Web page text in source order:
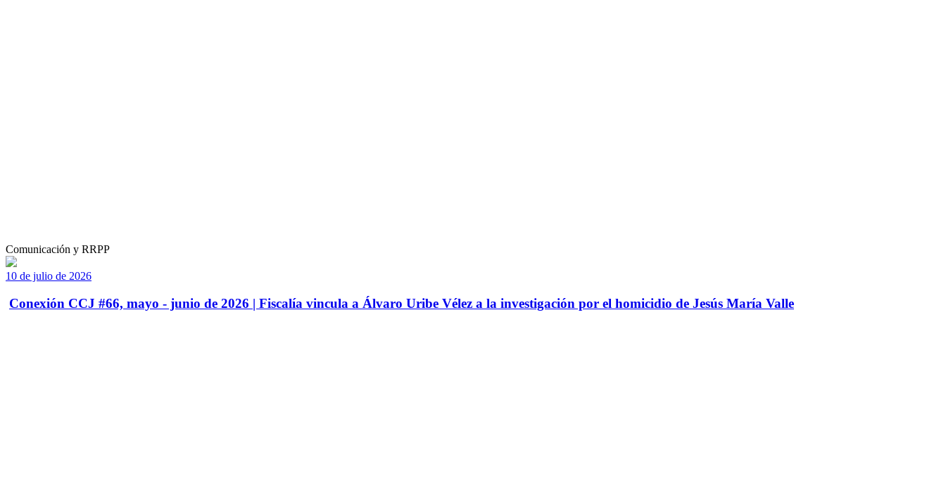
Comunicación y RRPP
10 de julio de 2026
Conexión CCJ #66, mayo - junio de 2026 | Fiscalía vincula a Álvaro Uribe Vélez a la investigación por el homicidio de Jesús María Valle